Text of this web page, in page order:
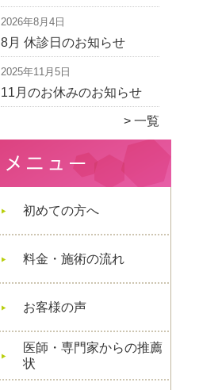
2026年8月4日
8月 休診日のお知らせ
2025年11月5日
11月のお休みのお知らせ
一覧
初めての方へ
料金・施術の流れ
お客様の声
医師・専門家からの推薦
状